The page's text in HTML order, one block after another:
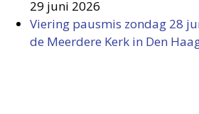
29 juni 2026
Viering pausmis zondag 28
de Meerdere Kerk in Den